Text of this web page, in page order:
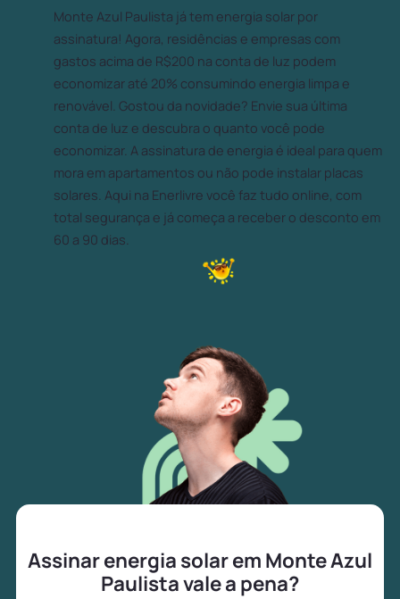
Monte Azul Paulista já tem energia solar por
assinatura! Agora, residências e empresas com
gastos acima de R$200 na conta de luz podem
economizar até 20% consumindo energia limpa e
renovável. Gostou da novidade? Envie sua última
conta de luz e descubra o quanto você pode
economizar. A assinatura de energia é ideal para quem
mora em apartamentos ou não pode instalar placas
solares. Aqui na Enerlivre você faz tudo online, com
total segurança e já começa a receber o desconto em
60 a 90 dias.
Assinar energia solar em Monte Azul
Paulista vale a pena?